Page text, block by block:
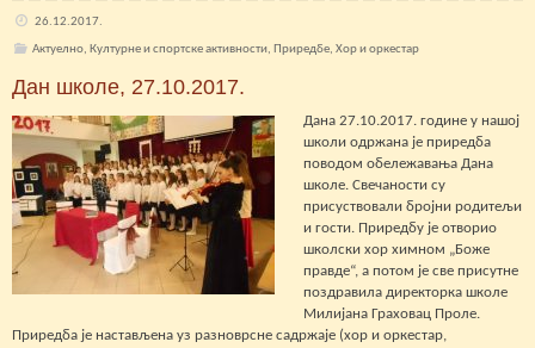
26.12.2017.
Актуелно, Културне и спортске активности, Приредбе, Хор и оркестар
Дан школе, 27.10.2017.
Дана 27.10.2017. године у нашој
школи одржана је приредба
поводом обележавања Дана
школе. Свечаности су
присуствовали бројни родитељи
и гости. Приредбу је отворио
школски хор химном „Боже
правде“, а потом је све присутне
поздравила директорка школе
Милијана Граховац Проле.
Приредба је настављена уз разноврсне садржаје (хор и оркестар,